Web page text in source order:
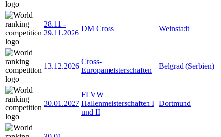
28.11 -
29.11.2026
DM Cross Weinstadt
13.12.2026
Cross-
Europameisterschaften
Belgrad (Serbien)
30.01.2027
FLVW
Hallenmeisterschaften I
und II
Dortmund